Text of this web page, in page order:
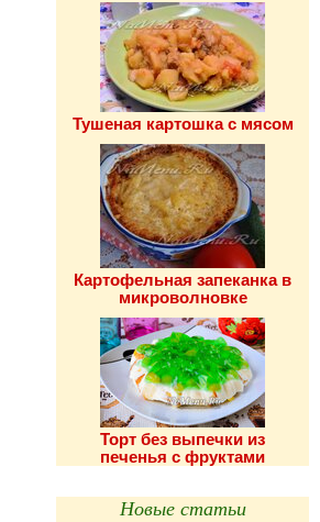
Тушеная картошка с мясом
Картофельная запеканка в
микроволновке
Торт без выпечки из
печенья с фруктами
Новые статьи